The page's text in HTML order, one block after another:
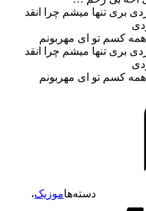
بری تنها میشم چرا انقد
کسم تو ای مهربونم
بری تنها میشم چرا انقد
کسم تو ای مهربونم
دسته‌هاموزیک،